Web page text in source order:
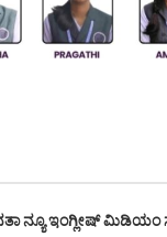
ನ್ಯೂ ಇಂಗ್ಲೀಷ್